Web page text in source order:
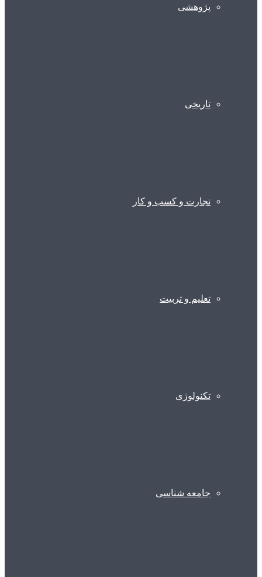
پژوهشی
تاریخی
تجارت و کسب و کار
تعلیم و تربیت
تکنولوژی
جامعه شناسی